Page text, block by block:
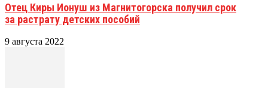
Отец Киры Ионуш из Магнитогорска получил срок
за растрату детских пособий
9 августа 2022